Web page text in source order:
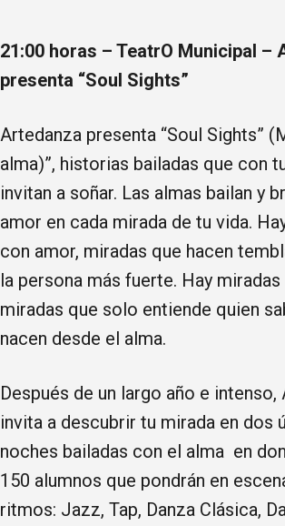
21:00 horas – TeatrO Municipal –
presenta “Soul Sights”
Artedanza presenta “Soul Sights”
alma)”, historias bailadas que con
invitan a soñar. Las almas bailan y
amor en cada mirada de tu vida.
con amor, miradas que hacen
la persona más fuerte. Hay miradas
miradas que solo entiende quien
nacen desde el alma.
Después de un largo año e intenso,
invita a descubrir tu mirada en dos
noches bailadas con el alma en
150 alumnos que pondrán en
ritmos: Jazz, Tap, Danza Clásica,